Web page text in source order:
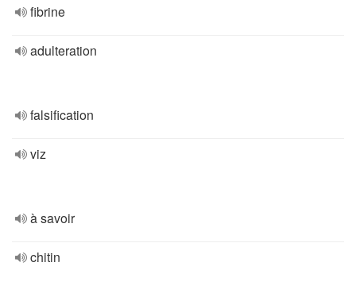
fibrine
adulteration
falsification
viz
à savoir
chitin